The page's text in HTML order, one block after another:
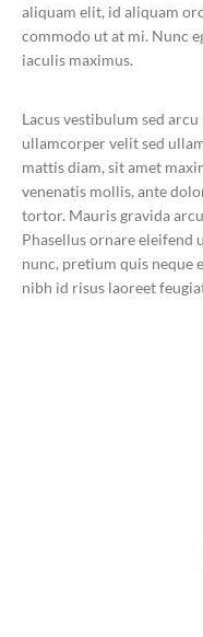
aliquam elit, id aliquam
commodo ut at mi. Nunc
iaculis maximus.
Lacus vestibulum sed
ullamcorper velit sed
mattis diam, sit amet
venenatis mollis, ante
tortor. Mauris gravida
Phasellus ornare eleifend
nunc, pretium quis neque
nibh id risus laoreet